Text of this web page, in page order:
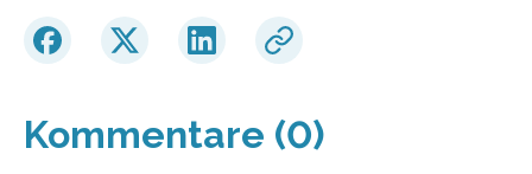
Kommentare (0)